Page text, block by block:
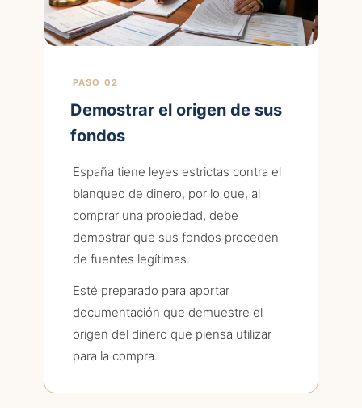
PASO 02
Demostrar el origen de sus
fondos
España tiene leyes estrictas contra el
blanqueo de dinero, por lo que, al
comprar una propiedad, debe
demostrar que sus fondos proceden
de fuentes legítimas.
Esté preparado para aportar
documentación que demuestre el
origen del dinero que piensa utilizar
para la compra.